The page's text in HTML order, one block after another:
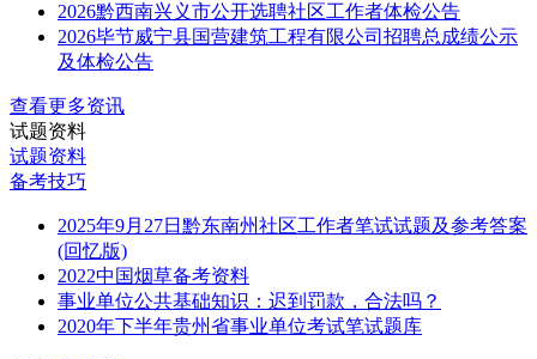
2026黔西南兴义市公开选聘社区工作者体检公告
2026毕节威宁县国营建筑工程有限公司招聘总成绩公示
及体检公告
查看更多资讯
试题资料
试题资料
备考技巧
2025年9月27日黔东南州社区工作者笔试试题及参考答案
(回忆版)
2022中国烟草备考资料
事业单位公共基础知识：迟到罚款，合法吗？
2020年下半年贵州省事业单位考试笔试题库